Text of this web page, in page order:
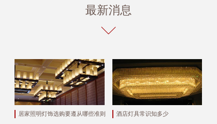
最新消息
居家照明灯饰选购要遵从哪些准则 酒店灯具常识知多少